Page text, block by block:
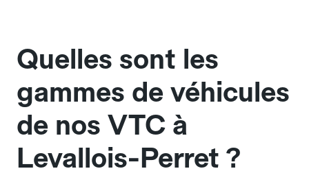
Quelles sont les
gammes de véhicules
de nos VTC à
Levallois-Perret ?